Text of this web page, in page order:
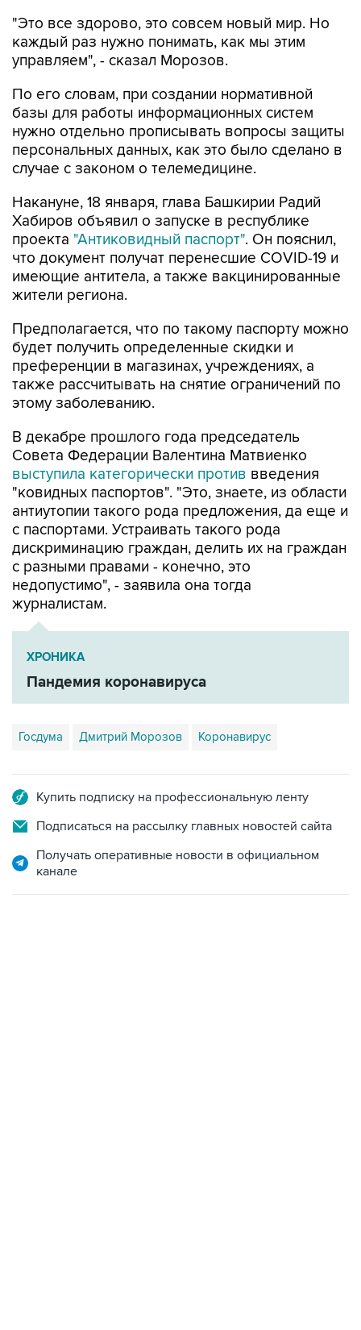
"Это все здорово, это совсем новый мир. Но
каждый раз нужно понимать, как мы этим
управляем", - сказал Морозов.
По его словам, при создании нормативной
базы для работы информационных систем
нужно отдельно прописывать вопросы защиты
персональных данных, как это было сделано в
случае с законом о телемедицине.
Накануне, 18 января, глава Башкирии Радий
Хабиров объявил о запуске в республике
проекта "Антиковидный паспорт". Он пояснил,
что документ получат перенесшие COVID-19 и
имеющие антитела, а также вакцинированные
жители региона.
Предполагается, что по такому паспорту можно
будет получить определенные скидки и
преференции в магазинах, учреждениях, а
также рассчитывать на снятие ограничений по
этому заболеванию.
В декабре прошлого года председатель
Совета Федерации Валентина Матвиенко
выступила категорически против введения
"ковидных паспортов". "Это, знаете, из области
антиутопии такого рода предложения, да еще и
с паспортами. Устраивать такого рода
дискриминацию граждан, делить их на граждан
с разными правами - конечно, это
недопустимо", - заявила она тогда
журналистам.
ХРОНИКА
Пандемия коронавируса
Госдума Дмитрий Морозов Коронавирус
Купить подписку на профессиональную ленту
Подписаться на рассылку главных новостей сайта
Получать оперативные новости в официальном
канале